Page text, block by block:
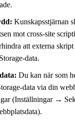
Kunskapsstjärnan
mot cross-site
att externa skript
data.
Du kan när som
data via din
(Inställningar →